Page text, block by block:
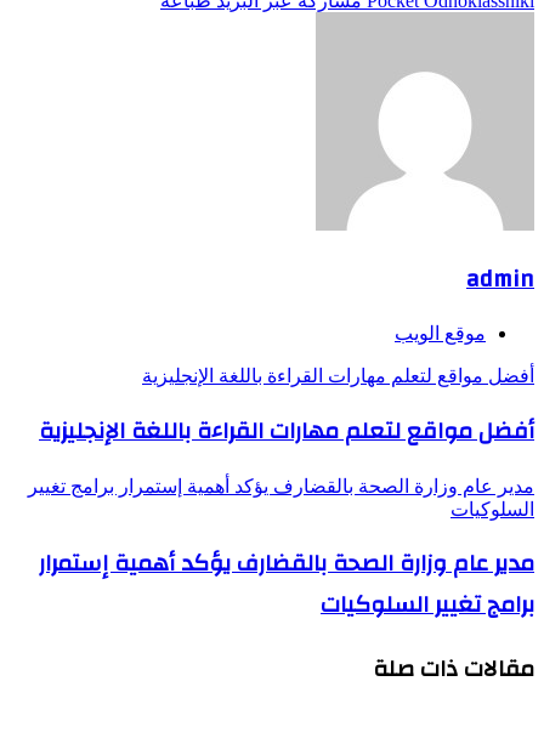
admin
موقع الويب
أفضل مواقع لتعلم مهارات القراءة باللغة الإنجليزية
أفضل مواقع لتعلم مهارات القراءة باللغة الإنجليزية
مدير عام وزارة الصحة بالقضارف يؤكد أهمية إستمرار برامج تغيير
السلوكيات
مدير عام وزارة الصحة بالقضارف يؤكد أهمية إستمرار
برامج تغيير السلوكيات
مقالات ذات صلة